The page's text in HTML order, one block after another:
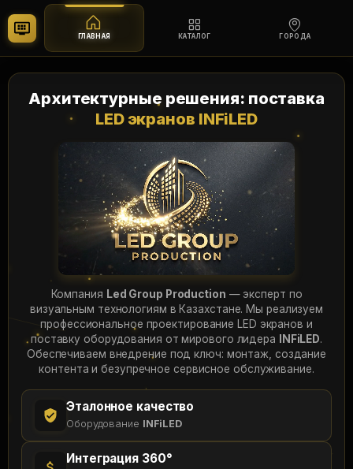
содержимому
Архитектурные решения: поставка
LED экранов INFiLED
Компания Led Group Production — эксперт по
визуальным технологиям в Казахстане. Мы реализуем
профессиональное проектирование LED экранов и
поставку оборудования от мирового лидера
INFiLED.
Обеспечиваем внедрение под ключ: монтаж, создание
контента и безупречное сервисное обслуживание.
Эталонное качество
Оборудование INFiLED
Интеграция 360°
ГЛАВНАЯ КАТАЛОГ ГОРОДА